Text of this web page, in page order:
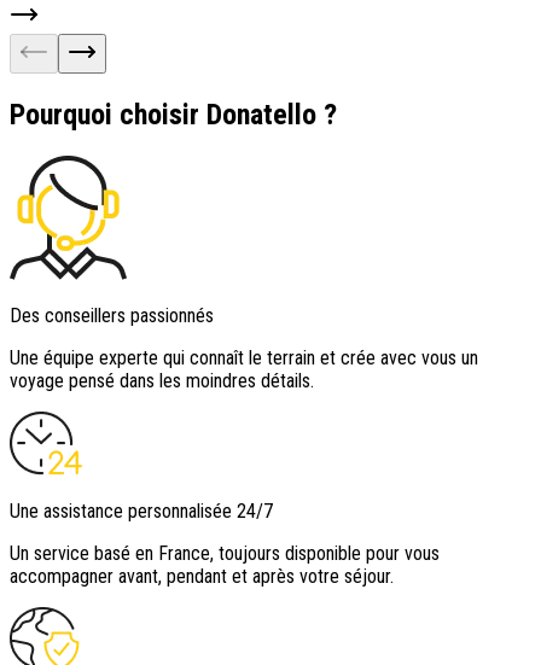
Pourquoi choisir Donatello ?
Des conseillers passionnés
Une équipe experte qui connaît le terrain et crée avec vous un
voyage pensé dans les moindres détails.
Une assistance personnalisée 24/7
Un service basé en France, toujours disponible pour vous
accompagner avant, pendant et après votre séjour.